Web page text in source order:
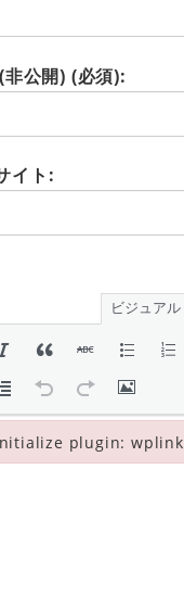
非公開) (必須):
イト:
ビジュアル
plugin: wplink
plugin: wplink